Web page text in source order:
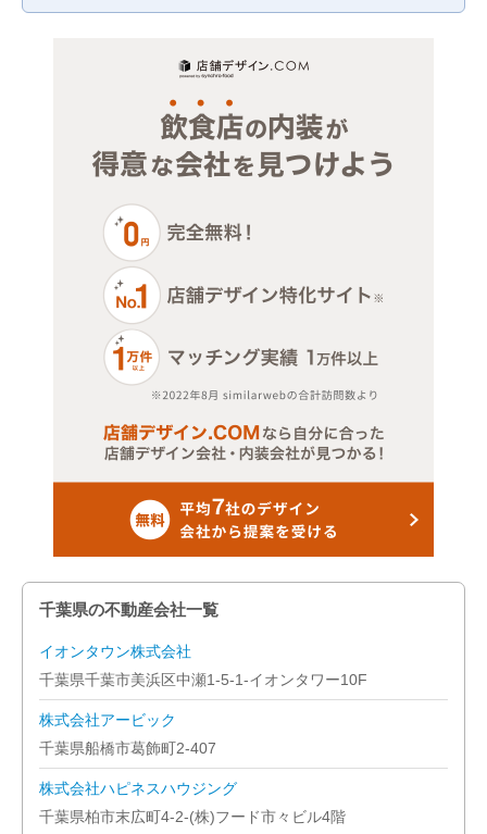
千葉
千葉県の不動産会社一覧
イオンタウン株式会社
千葉県千葉市美浜区中瀬1-5-1-イオンタワー10F
株式会社アービック
千葉県船橋市葛飾町2-407
株式会社ハピネスハウジング
千葉県柏市末広町4-2-(株)フード市々ビル4階